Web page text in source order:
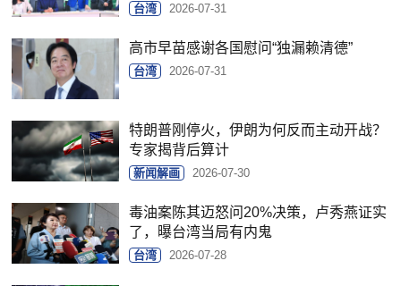
台湾 2026-07-31
高市早苗感谢各国慰问“独漏赖清德”
台湾 2026-07-31
特朗普刚停火，伊朗为何反而主动开战？
专家揭背后算计
新闻解画 2026-07-30
毒油案陈其迈怒问20%决策，卢秀燕证实
了，曝台湾当局有内鬼
台湾 2026-07-28